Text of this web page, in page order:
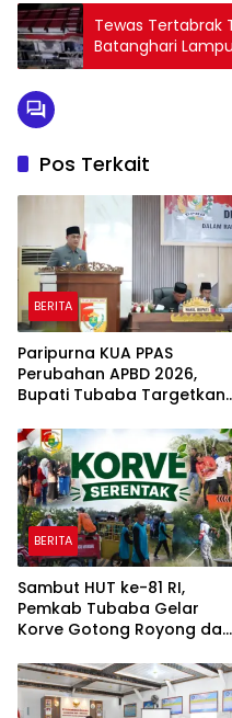
Tewas Tertabrak
Batanghari
Pasutri Asal
Pos Terkait
BERITA
Paripurna KUA PPAS
Perubahan APBD 2026,
Bupati Tubaba Targetkan
Rp820,3 Miliar
BERITA
Sambut HUT ke-81 RI,
Pemkab Tubaba Gelar
Korve Gotong Royong dan